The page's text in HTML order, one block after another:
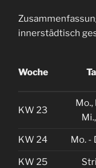
innerstädtisch
Woche
KW 23
Mo.,
KW 24 Mo. -
KW 25